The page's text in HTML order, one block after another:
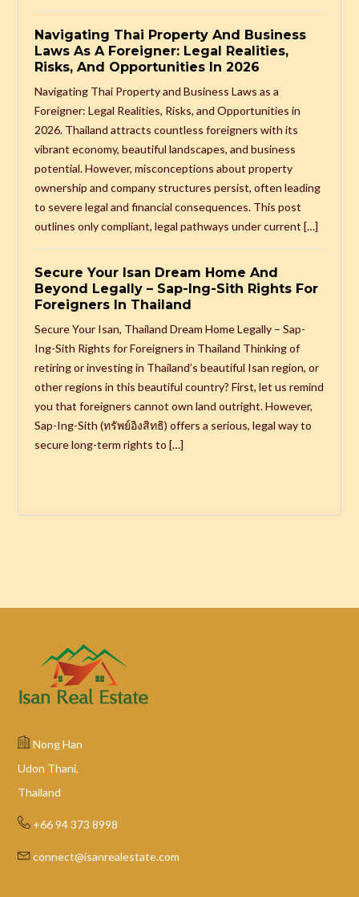
Navigating Thai Property And Business
Laws As A Foreigner: Legal Realities,
Risks, And Opportunities In 2026
Navigating Thai Property and Business Laws as a
Foreigner: Legal Realities, Risks, and Opportunities in
2026. Thailand attracts countless foreigners with its
vibrant economy, beautiful landscapes, and business
potential. However, misconceptions about property
ownership and company structures persist, often leading
to severe legal and financial consequences. This post
outlines only compliant, legal pathways under current […]
Secure Your Isan Dream Home And
Beyond Legally – Sap-Ing-Sith Rights For
Foreigners In Thailand
Secure Your Isan, Thailand Dream Home Legally – Sap-
Ing-Sith Rights for Foreigners in Thailand Thinking of
retiring or investing in Thailand’s beautiful Isan region, or
other regions in this beautiful country? First, let us remind
you that foreigners cannot own land outright. However,
Sap-Ing-Sith (ทรัพย์อิงสิทธิ) offers a serious, legal way to
secure long-term rights to […]
Nong Han
Udon Thani,
Thailand
+66 94 373 8998
connect@isanrealestate.com